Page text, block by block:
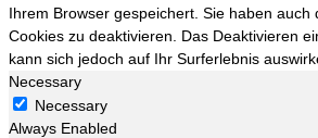
Ihrem Browser gespeichert. Sie haben auch
Cookies zu deaktivieren. Das Deaktivieren
kann sich jedoch auf Ihr Surferlebnis
Necessary
Necessary
Always Enabled